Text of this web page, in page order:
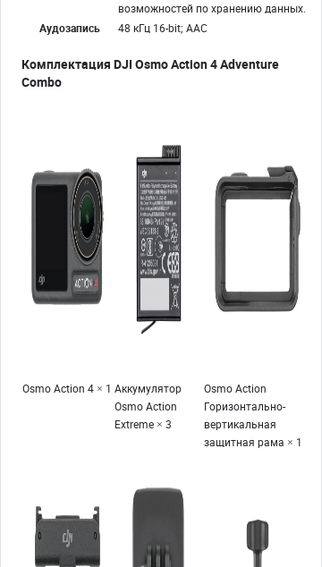
возможностей по хранению данных.
Аудозапись
48 кГц 16-bit; AAC
Комплектация DJI Osmo Action 4 Adventure
Combo
Osmo Action 4 × 1 Аккумулятор
Osmo Action
Extreme × 3
Osmo Action
Горизонтально-
вертикальная
защитная рама × 1